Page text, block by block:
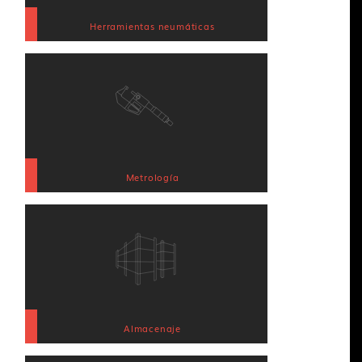
Herramientas neumáticas
Metrología
Almacenaje